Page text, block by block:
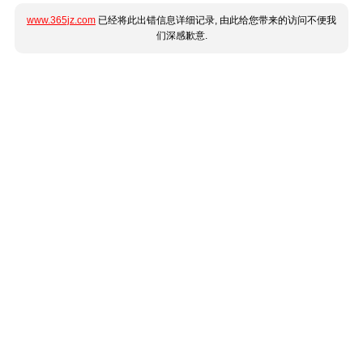
www.365jz.com 已经将此出错信息详细记录, 由此给您带来的访问不便我
们深感歉意.